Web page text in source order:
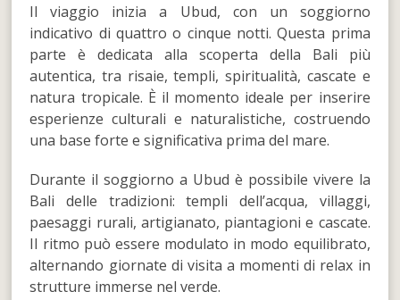
Il viaggio inizia a Ubud, con un soggiorno
indicativo di quattro o cinque notti. Questa prima
parte è dedicata alla scoperta della Bali più
autentica, tra risaie, templi, spiritualità, cascate e
natura tropicale. È il momento ideale per inserire
esperienze culturali e naturalistiche, costruendo
una base forte e significativa prima del mare.
Durante il soggiorno a Ubud è possibile vivere la
Bali delle tradizioni: templi dell’acqua, villaggi,
paesaggi rurali, artigianato, piantagioni e cascate.
Il ritmo può essere modulato in modo equilibrato,
alternando giornate di visita a momenti di relax in
strutture immerse nel verde.